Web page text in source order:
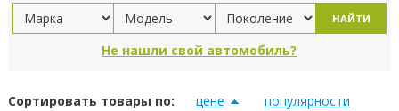
НАЙТИ
Не нашли свой автомобиль?
Сортировать товары по: цене популярности